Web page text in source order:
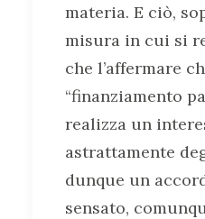
materia. E ciò,
misura in cui si
che l’affermare
“finanziamento
realizza un
astrattamente
dunque un
sensato,